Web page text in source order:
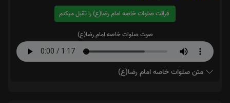
قرائت صلوات خاصه امام رضا(ع) را تقبل میکنم
صوت صلوات خاصه امام رضا(ع)
متن صلوات خاصه امام رضا(ع)